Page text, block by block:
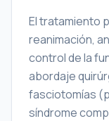
El tratamiento
reanimación,
control de la
abordaje
fasciotomías
síndrome